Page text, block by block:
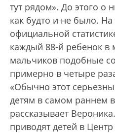
тут рядом». До этого о
как будто и не было.
официальной
каждый 88-й ребенок в
мальчиков подобные
примерно в четыре
«Обычно этот
детям в самом раннем
рассказывает
приводят детей в